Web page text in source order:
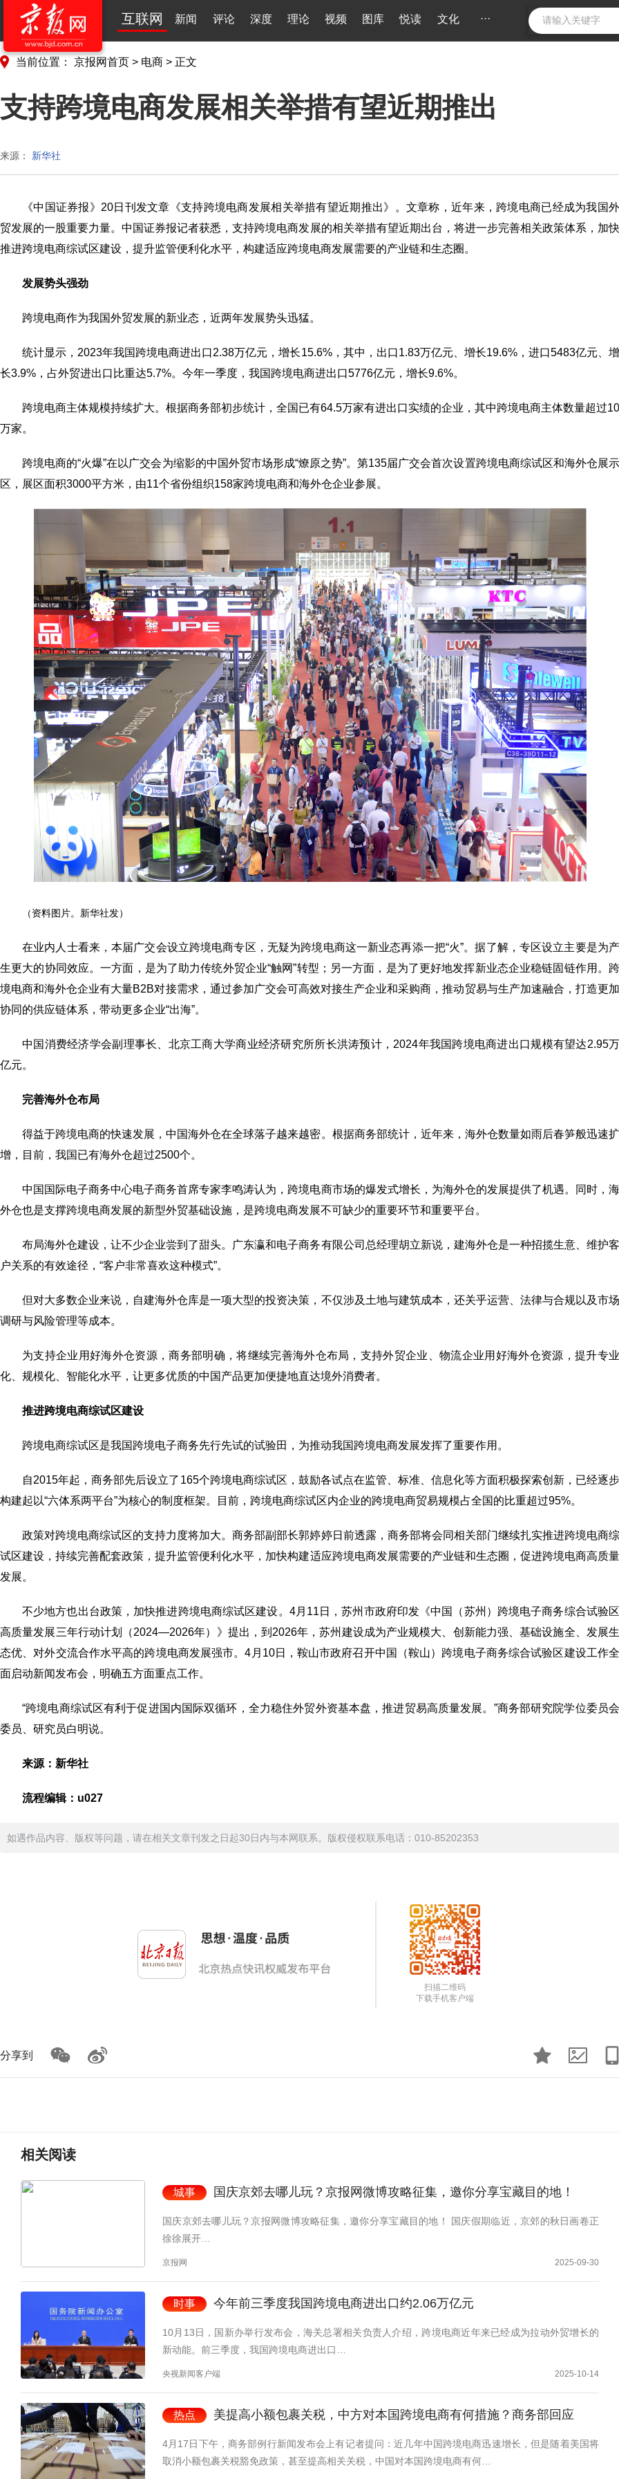
互联网 新闻 评论 深度 理论 视频 图库 悦读 文化 ···
当前位置： 京报网首页 > 电商 > 正文
支持跨境电商发展相关举措有望近期推出
来源： 新华社
《中国证券报》20日刊发文章《支持跨境电商发展相关举措有望近期推出》。文章称，近年来，跨境电商已经成为我国外
贸发展的一股重要力量。中国证券报记者获悉，支持跨境电商发展的相关举措有望近期出台，将进一步完善相关政策体系，加快
推进跨境电商综试区建设，提升监管便利化水平，构建适应跨境电商发展需要的产业链和生态圈。
发展势头强劲
跨境电商作为我国外贸发展的新业态，近两年发展势头迅猛。
统计显示，2023年我国跨境电商进出口2.38万亿元，增长15.6%，其中，出口1.83万亿元、增长19.6%，进口5483亿元、增
长3.9%，占外贸进出口比重达5.7%。今年一季度，我国跨境电商进出口5776亿元，增长9.6%。
跨境电商主体规模持续扩大。根据商务部初步统计，全国已有64.5万家有进出口实绩的企业，其中跨境电商主体数量超过10
万家。
跨境电商的“火爆”在以广交会为缩影的中国外贸市场形成“燎原之势”。第135届广交会首次设置跨境电商综试区和海外仓展示
区，展区面积3000平方米，由11个省份组织158家跨境电商和海外仓企业参展。
（资料图片。新华社发）
在业内人士看来，本届广交会设立跨境电商专区，无疑为跨境电商这一新业态再添一把“火”。据了解，专区设立主要是为产
生更大的协同效应。一方面，是为了助力传统外贸企业“触网”转型；另一方面，是为了更好地发挥新业态企业稳链固链作用。跨
境电商和海外仓企业有大量B2B对接需求，通过参加广交会可高效对接生产企业和采购商，推动贸易与生产加速融合，打造更加
协同的供应链体系，带动更多企业“出海”。
中国消费经济学会副理事长、北京工商大学商业经济研究所所长洪涛预计，2024年我国跨境电商进出口规模有望达2.95万
亿元。
完善海外仓布局
得益于跨境电商的快速发展，中国海外仓在全球落子越来越密。根据商务部统计，近年来，海外仓数量如雨后春笋般迅速扩
增，目前，我国已有海外仓超过2500个。
中国国际电子商务中心电子商务首席专家李鸣涛认为，跨境电商市场的爆发式增长，为海外仓的发展提供了机遇。同时，海
外仓也是支撑跨境电商发展的新型外贸基础设施，是跨境电商发展不可缺少的重要环节和重要平台。
布局海外仓建设，让不少企业尝到了甜头。广东瀛和电子商务有限公司总经理胡立新说，建海外仓是一种招揽生意、维护客
户关系的有效途径，“客户非常喜欢这种模式”。
但对大多数企业来说，自建海外仓库是一项大型的投资决策，不仅涉及土地与建筑成本，还关乎运营、法律与合规以及市场
调研与风险管理等成本。
为支持企业用好海外仓资源，商务部明确，将继续完善海外仓布局，支持外贸企业、物流企业用好海外仓资源，提升专业
化、规模化、智能化水平，让更多优质的中国产品更加便捷地直达境外消费者。
推进跨境电商综试区建设
跨境电商综试区是我国跨境电子商务先行先试的试验田，为推动我国跨境电商发展发挥了重要作用。
自2015年起，商务部先后设立了165个跨境电商综试区，鼓励各试点在监管、标准、信息化等方面积极探索创新，已经逐步
构建起以“六体系两平台”为核心的制度框架。目前，跨境电商综试区内企业的跨境电商贸易规模占全国的比重超过95%。
政策对跨境电商综试区的支持力度将加大。商务部副部长郭婷婷日前透露，商务部将会同相关部门继续扎实推进跨境电商综
试区建设，持续完善配套政策，提升监管便利化水平，加快构建适应跨境电商发展需要的产业链和生态圈，促进跨境电商高质量
发展。
不少地方也出台政策，加快推进跨境电商综试区建设。4月11日，苏州市政府印发《中国（苏州）跨境电子商务综合试验区
高质量发展三年行动计划（2024—2026年）》提出，到2026年，苏州建设成为产业规模大、创新能力强、基础设施全、发展生
态优、对外交流合作水平高的跨境电商发展强市。4月10日，鞍山市政府召开中国（鞍山）跨境电子商务综合试验区建设工作全
面启动新闻发布会，明确五方面重点工作。
“跨境电商综试区有利于促进国内国际双循环，全力稳住外贸外资基本盘，推进贸易高质量发展。”商务部研究院学位委员会
委员、研究员白明说。
来源：新华社
流程编辑：u027
如遇作品内容、版权等问题，请在相关文章刊发之日起30日内与本网联系。版权侵权联系电话：010-85202353
扫描二维码
下载手机客户端
分享到
相关阅读
城事 国庆京郊去哪儿玩？京报网微博攻略征集，邀你分享宝藏目的地！
国庆京郊去哪儿玩？京报网微博攻略征集，邀你分享宝藏目的地！ 国庆假期临近，京郊的秋日画卷正
徐徐展开…
京报网 2025-09-30
时事 今年前三季度我国跨境电商进出口约2.06万亿元
10月13日，国新办举行发布会，海关总署相关负责人介绍，跨境电商近年来已经成为拉动外贸增长的
新动能。前三季度，我国跨境电商进出口…
央视新闻客户端 2025-10-14
热点 美提高小额包裹关税，中方对本国跨境电商有何措施？商务部回应
​​​4月17日下午，商务部例行新闻发布会上有记者提问：近几年中国跨境电商迅速增长，但是随着美国将
取消小额包裹关税豁免政策，甚至提高相关关税，中国对本国跨境电商有何…